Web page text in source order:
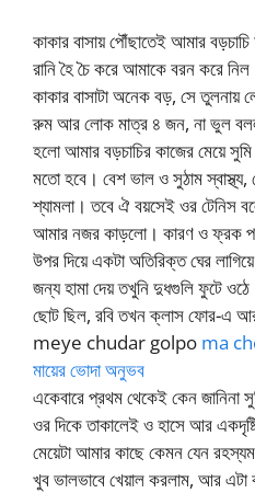
কাকার বাসায় পৌঁছাতেই আমার
রানি হৈ চৈ করে আমাকে বরন করে
কাকার বাসাটা অনেক বড়, সে
রুম আর লোক মাত্র ৪ জন, না ভুল
হলো আমার বড়চাচির কাজের মেয়ে
মতো হবে। বেশ ভাল ও সুঠাম স্বাস্থ্য,
শ্যামলা। তবে ঐ বয়সেই ওর টেনিস
আমার নজর কাড়লো। কারণ ও ফ্রক
উপর দিয়ে একটা অতিরিক্ত ঘের
জন্য হামা দেয় তখুনি দুধগুলি ফুটে
ছোট ছিল, রবি তখন ক্লাস ফোর-এ
meye chudar golpo ma
মায়ের ভোদা অনুভব
একেবারে প্রথম থেকেই কেন জানিনা
ওর দিকে তাকালেই ও হাসে আর
মেয়েটা আমার কাছে কেমন যেন
খুব ভালভাবে খেয়াল করলাম, আর এটা